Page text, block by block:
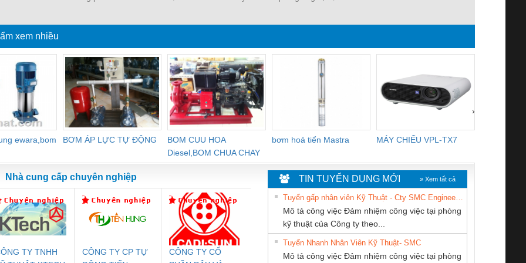
xem nhiều
ewara,bom
BƠM ÁP LỰC TỰ ĐỘNG
BOM CUU HOA
Diesel,BOM CHUA CHAY
bơm hoả tiển Mastra MÁY CHIẾU VPL-TX7
›
An Toàn
Rơ Le An Toàn
Bộ Lặp Tín Hiệu
Rơ Le An Toàn
Bộ giám sát chuỗi
Bộ giám sát dòng
Nhà cung cấp chuyên nghiệp
TY TNHH
CÔNG TY CP TỰ
CÔNG TY CỔ
CÔNG TY TNHH
CÔNG TY TNHH
CÔNG TY TNHH
TIN TUYỂN DỤNG MỚI » Xem tất cả
Tuyển gấp nhân viên Kỹ Thuật - Cty SMC Engineering
Mô tả công việc Đảm nhiệm công việc tại phòng
kỹ thuật của Công ty theo...
Tuyển Nhanh Nhân Viên Kỹ Thuật- SMC
Mô tả công việc Đảm nhiệm công việc tại phòng